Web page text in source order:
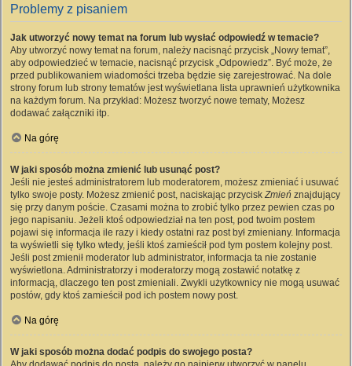
Problemy z pisaniem
Jak utworzyć nowy temat na forum lub wysłać odpowiedź w temacie?
Aby utworzyć nowy temat na forum, należy nacisnąć przycisk „Nowy temat”,
aby odpowiedzieć w temacie, nacisnąć przycisk „Odpowiedz”. Być może, że
przed publikowaniem wiadomości trzeba będzie się zarejestrować. Na dole
strony forum lub strony tematów jest wyświetlana lista uprawnień użytkownika
na każdym forum. Na przykład: Możesz tworzyć nowe tematy, Możesz
dodawać załączniki itp.
Na górę
W jaki sposób można zmienić lub usunąć post?
Jeśli nie jesteś administratorem lub moderatorem, możesz zmieniać i usuwać
tylko swoje posty. Możesz zmienić post, naciskając przyciskZmień znajdujący
się przy danym poście. Czasami można to zrobić tylko przez pewien czas po
jego napisaniu. Jeżeli ktoś odpowiedział na ten post, pod twoim postem
pojawi się informacja ile razy i kiedy ostatni raz post był zmieniany. Informacja
ta wyświetli się tylko wtedy, jeśli ktoś zamieścił pod tym postem kolejny post.
Jeśli post zmienił moderator lub administrator, informacja ta nie zostanie
wyświetlona. Administratorzy i moderatorzy mogą zostawić notatkę z
informacją, dlaczego ten post zmieniali. Zwykli użytkownicy nie mogą usuwać
postów, gdy ktoś zamieścił pod ich postem nowy post.
Na górę
W jaki sposób można dodać podpis do swojego posta?